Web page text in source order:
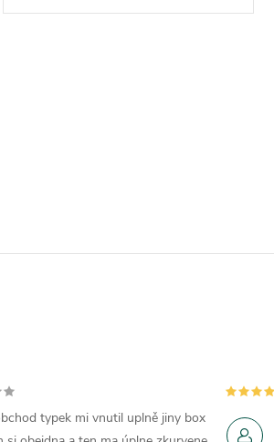
a
r
typek mi vnutil uplně jiny box